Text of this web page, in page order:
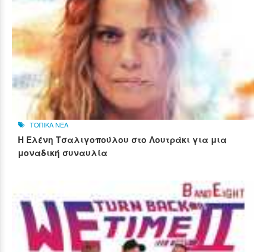
ΤΟΠΙΚΑ ΝΕΑ
Η Ελένη Τσαλιγοπούλου στο Λουτράκι για μια
μοναδική συναυλία